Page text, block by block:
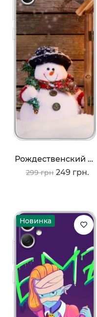
Рождественский Снеговик
299 грн 249 грн.
Новинка